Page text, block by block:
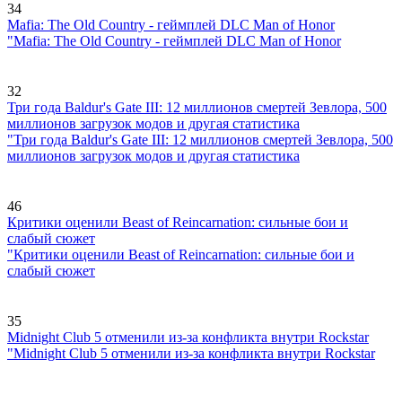
34
Mafia: The Old Country - геймплей DLC Man of Honor
"Mafia: The Old Country - геймплей DLC Man of Honor
32
Три года Baldur's Gate III: 12 миллионов смертей Зевлора, 500
миллионов загрузок модов и другая статистика
"Три года Baldur's Gate III: 12 миллионов смертей Зевлора, 500
миллионов загрузок модов и другая статистика
46
Критики оценили Beast of Reincarnation: сильные бои и
слабый сюжет
"Критики оценили Beast of Reincarnation: сильные бои и
слабый сюжет
35
Midnight Club 5 отменили из-за конфликта внутри Rockstar
"Midnight Club 5 отменили из-за конфликта внутри Rockstar